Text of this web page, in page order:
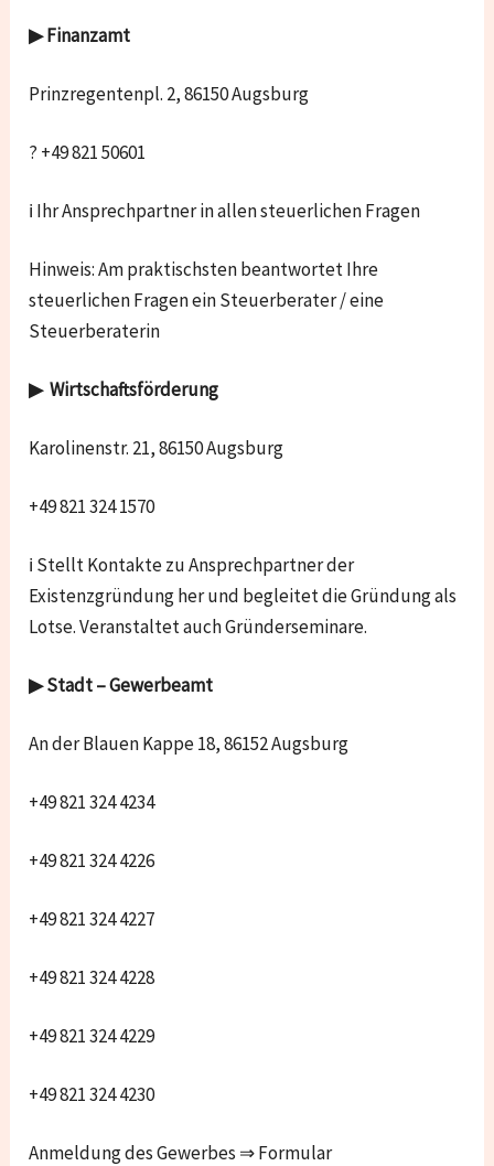
▶ Finanzamt
Prinzregentenpl. 2, 86150 Augsburg
? +49 821 50601
ℹ Ihr Ansprechpartner in allen steuerlichen Fragen
Hinweis: Am praktischsten beantwortet Ihre
steuerlichen Fragen ein Steuerberater / eine
Steuerberaterin
▶ Wirtschaftsförderung
Karolinenstr. 21, 86150 Augsburg
+49 821 324 1570
ℹ Stellt Kontakte zu Ansprechpartner der
Existenzgründung her und begleitet die Gründung als
Lotse. Veranstaltet auch Gründerseminare.
▶ Stadt – Gewerbeamt
An der Blauen Kappe 18, 86152 Augsburg
+49 821 324 4234
+49 821 324 4226
+49 821 324 4227
+49 821 324 4228
+49 821 324 4229
+49 821 324 4230
Anmeldung des Gewerbes ⇒ Formular